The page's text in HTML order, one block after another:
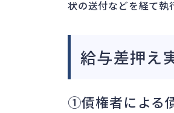
状の送付などを経て執
給与差押え
①債権者による